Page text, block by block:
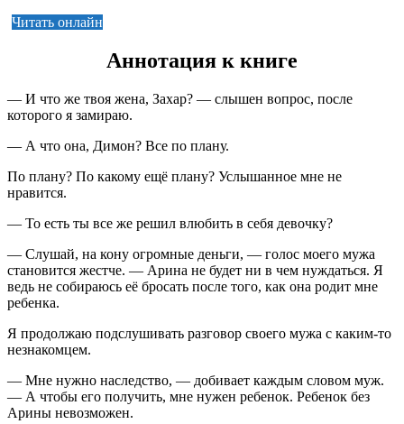
Читать онлайн
Аннотация к книге
— И что же твоя жена, Захар? — слышен вопрос, после
которого я замираю.
— А что она, Димон? Все по плану.
По плану? По какому ещё плану? Услышанное мне не
нравится.
— То есть ты все же решил влюбить в себя девочку?
— Слушай, на кону огромные деньги, — голос моего мужа
становится жестче. — Арина не будет ни в чем нуждаться. Я
ведь не собираюсь её бросать после того, как она родит мне
ребенка.
Я продолжаю подслушивать разговор своего мужа с каким-то
незнакомцем.
— Мне нужно наследство, — добивает каждым словом муж.
— А чтобы его получить, мне нужен ребенок. Ребенок без
Арины невозможен.